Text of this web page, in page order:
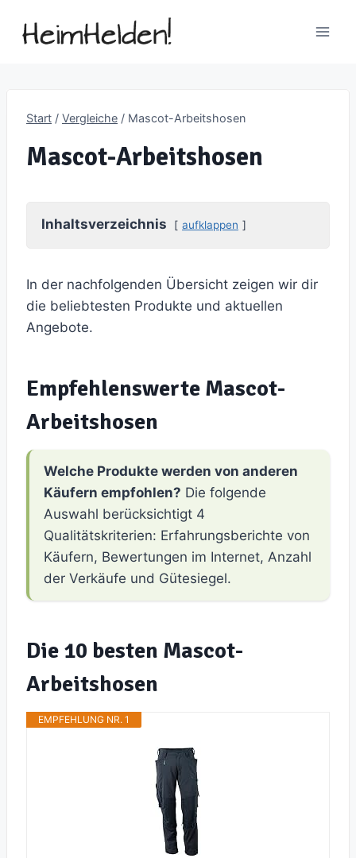
Inhalt
Start / Vergleiche / Mascot-Arbeitshosen
Mascot-Arbeitshosen
Inhaltsverzeichnis aufklappen
In der nachfolgenden Übersicht zeigen wir dir
die beliebtesten Produkte und aktuellen
Angebote.
Empfehlenswerte Mascot-
Arbeitshosen
Welche Produkte werden von anderen
Käufern empfohlen? Die folgende
Auswahl berücksichtigt 4
Qualitätskriterien: Erfahrungsberichte von
Käufern, Bewertungen im Internet, Anzahl
der Verkäufe und Gütesiegel.
Die 10 besten Mascot-
Arbeitshosen
EMPFEHLUNG NR. 1